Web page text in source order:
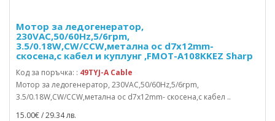
Мотор за ледогенератор,
230VAC,50/60Hz,5/6rpm,
3.5/0.18W,CW/CCW,метална ос d7x12mm-
скосена,с кабел и куплунг ,FMOT-A108KKEZ Sharp
Код за поръчка: : 49TYJ-A Cable
Мотор за ледогенератор, 230VAC,50/60Hz,5/6rpm,
3.5/0.18W,CW/CCW,метална ос d7x12mm- скосена,с кабел ..
15.00€ / 29.34 лв.